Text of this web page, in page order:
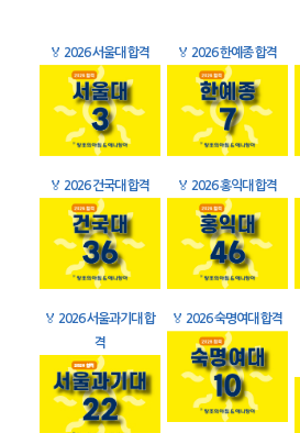
🏅 2026 서울대 합격 🏅 2026 한예종 합격
🏅 2026 건국대 합격 🏅 2026 홍익대 합격
🏅 2026 서울과기대 합
격
🏅 2026 숙명여대 합격